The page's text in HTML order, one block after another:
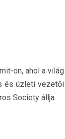
on, ahol a világ
és üzleti vezetői
Society állja.